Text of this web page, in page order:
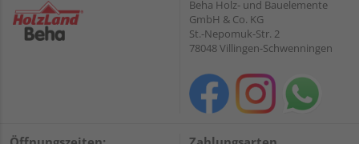
Beha Holz- und Bauelemente
GmbH & Co. KG
St.-Nepomuk-Str. 2
78048 Villingen-Schwenningen